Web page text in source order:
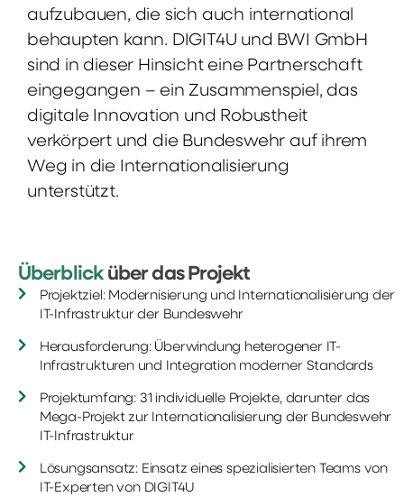
aufzubauen, die sich auch international
behaupten kann. DIGIT4U und BWI GmbH
sind in dieser Hinsicht eine Partnerschaft
eingegangen – ein Zusammenspiel, das
digitale Innovation und Robustheit
verkörpert und die Bundeswehr auf ihrem
Weg in die Internationalisierung
unterstützt.
Überblick über das Projekt
Projektziel: Modernisierung und Internationalisierung der
IT-Infrastruktur der Bundeswehr
Herausforderung: Überwindung heterogener IT-
Infrastrukturen und Integration moderner Standards
Projektumfang: 31 individuelle Projekte, darunter das
Mega-Projekt zur Internationalisierung der Bundeswehr
IT-Infrastruktur
Lösungsansatz: Einsatz eines spezialisierten Teams von
IT-Experten von DIGIT4U